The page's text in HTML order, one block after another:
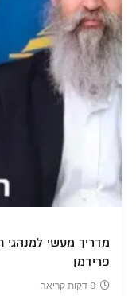
מדריך מעשי
פרידמן
9 דקות קריאה